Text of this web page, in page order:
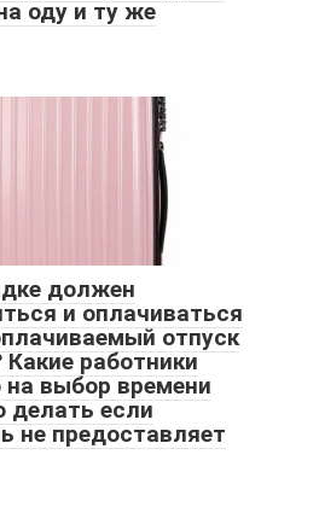
оду и ту же
должен
и оплачиваться
отпуск
работники
выбор времени
делать если
не предоставляет